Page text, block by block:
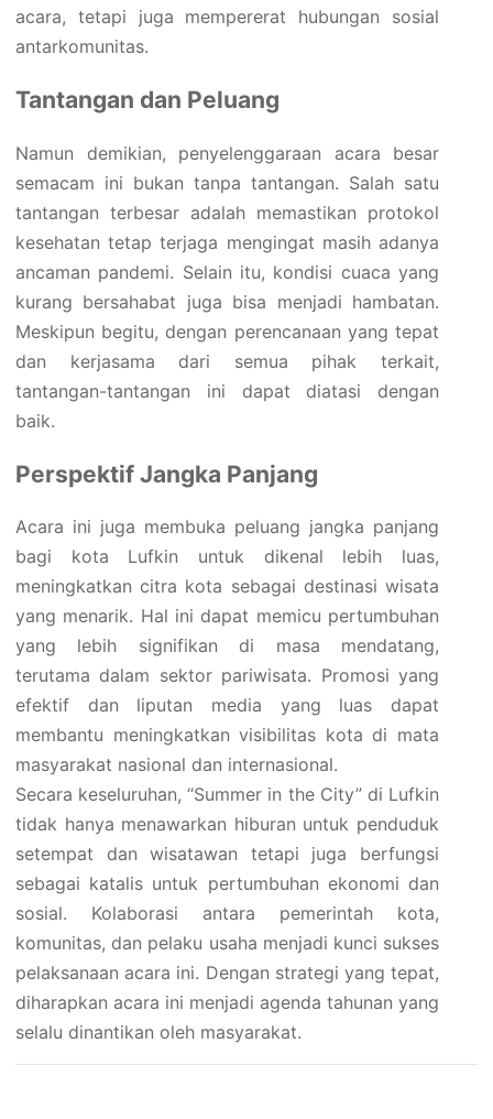
acara, tetapi juga mempererat hubungan sosial
antarkomunitas.
Tantangan dan Peluang
Namun demikian, penyelenggaraan acara besar
semacam ini bukan tanpa tantangan. Salah satu
tantangan terbesar adalah memastikan protokol
kesehatan tetap terjaga mengingat masih adanya
ancaman pandemi. Selain itu, kondisi cuaca yang
kurang bersahabat juga bisa menjadi hambatan.
Meskipun begitu, dengan perencanaan yang tepat
dan kerjasama dari semua pihak terkait,
tantangan-tantangan ini dapat diatasi dengan
baik.
Perspektif Jangka Panjang
Acara ini juga membuka peluang jangka panjang
bagi kota Lufkin untuk dikenal lebih luas,
meningkatkan citra kota sebagai destinasi wisata
yang menarik. Hal ini dapat memicu pertumbuhan
yang lebih signifikan di masa mendatang,
terutama dalam sektor pariwisata. Promosi yang
efektif dan liputan media yang luas dapat
membantu meningkatkan visibilitas kota di mata
masyarakat nasional dan internasional.
Secara keseluruhan, “Summer in the City” di Lufkin
tidak hanya menawarkan hiburan untuk penduduk
setempat dan wisatawan tetapi juga berfungsi
sebagai katalis untuk pertumbuhan ekonomi dan
sosial. Kolaborasi antara pemerintah kota,
komunitas, dan pelaku usaha menjadi kunci sukses
pelaksanaan acara ini. Dengan strategi yang tepat,
diharapkan acara ini menjadi agenda tahunan yang
selalu dinantikan oleh masyarakat.